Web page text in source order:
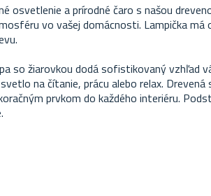
osvetlenie a prírodné čaro s našou
vo vašej domácnosti. Lampička má
so žiarovkou dodá sofistikovaný vzhľad
na čítanie, prácu alebo relax.
prvkom do každého interiéru.